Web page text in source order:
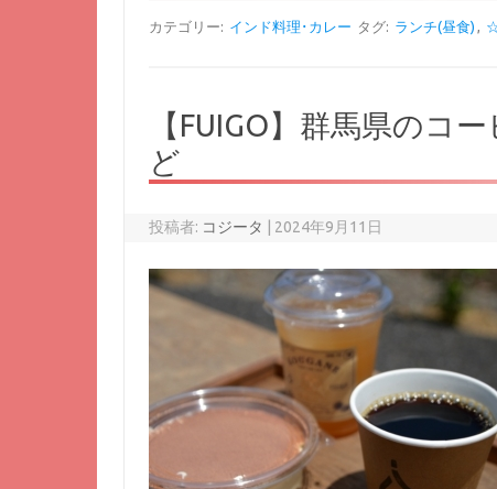
カテゴリー: インド料理･カレー タグ: ランチ(昼食) ,
【FUIGO】群馬県のコ
ど
投稿者: コジータ 2024年9月11日